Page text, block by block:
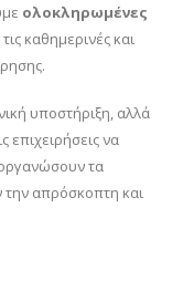
ολοκληρωμένες
καθημερινές και
υποστήριξη, αλλά
επιχειρήσεις να
τα
την απρόσκοπτη και